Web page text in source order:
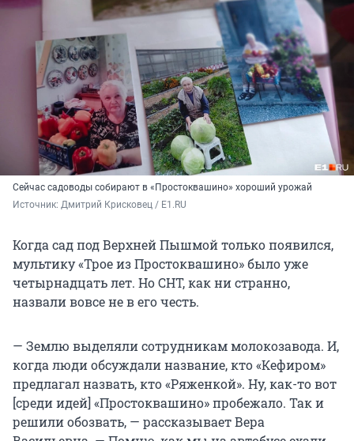
Сейчас садоводы собирают в «Простоквашино» хороший урожай
Источник: Дмитрий Крисковец / E1.RU
Когда сад под Верхней Пышмой только появился,
мультику «Трое из Простоквашино» было уже
четырнадцать лет. Но СНТ, как ни странно,
назвали вовсе не в его честь.
— Землю выделяли сотрудникам молокозавода. И,
когда люди обсуждали название, кто «Кефиром»
предлагал назвать, кто «Ряженкой». Ну, как-то вот
[среди идей] «Простоквашино» пробежало. Так и
решили обозвать, — рассказывает Вера